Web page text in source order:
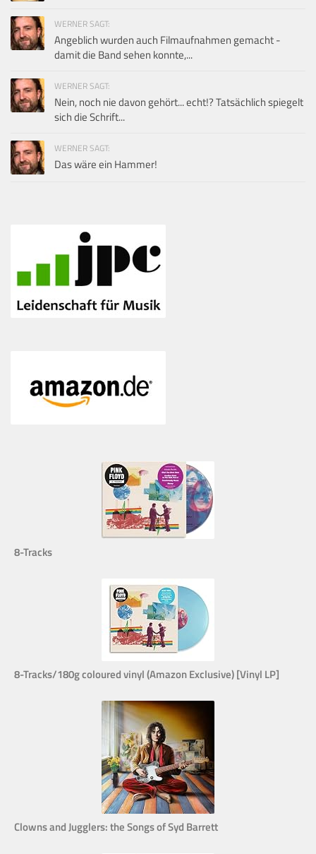
WERNER SAGT:
Angeblich wurden auch Filmaufnahmen gemacht -
damit die Band sehen konnte,...
WERNER SAGT:
Nein, noch nie davon gehört... echt!? Tatsächlich spiegelt
sich die Schrift...
WERNER SAGT:
Das wäre ein Hammer!
8-Tracks
8-Tracks/180g coloured vinyl (Amazon Exclusive) [Vinyl LP]
Clowns and Jugglers: the Songs of Syd Barrett